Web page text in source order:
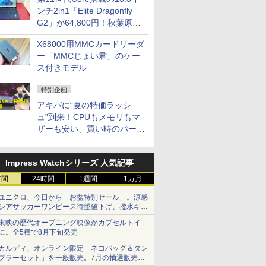
ンチ2in1「Elite Dragonfly
G2」が64,800円！秋葉原で
中古PCセール
X68000用MMCカードリーダ
ー「MMCじょい君」のケー
ス付きモデル
特別企画
アキバに“夏の特価ラッシ
ュ”到来！CPUもメモリもマ
ザーも安い、買い時のパーツ
Impress Watchシリーズ 人気記事
24時間 1週間 1カ月
ニクロ、今日から「お盆特別セール」。涼感
アサッカーワンピース待望値下げ、撥水ギア
ョーツは1990円に
映の歴代オープニング映像がカプセルトイ
。全5種で8月下旬発売
ルディ、オンライン限定「ネコバッグ＆タン
ラーセット」を一般販売。7月の抽選販売の